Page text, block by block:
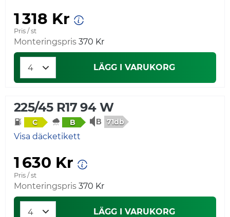
1 318 Kr
Pris / st
Monteringspris 370 Kr
LÄGG I VARUKORG
225/45 R17 94 W
C B 71db
Visa däcketikett
1 630 Kr
Pris / st
Monteringspris 370 Kr
LÄGG I VARUKORG